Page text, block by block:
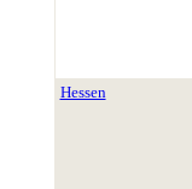
Hessen